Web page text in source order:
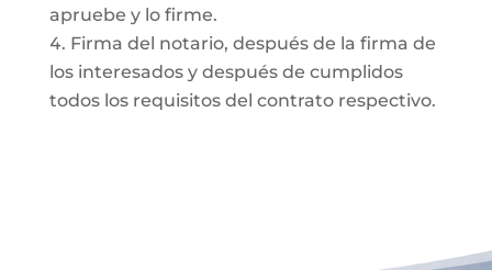
apruebe y lo firme.
Firma del notario, después de la firma de
los interesados y después de cumplidos
todos los requisitos del contrato respectivo.